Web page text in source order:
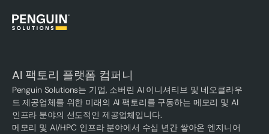
AI 팩토리 플랫폼 컴퍼니
Penguin Solutions는 기업, 소버린 AI 이니셔티브 및 네오클라우
드 제공업체를 위한 미래의 AI 팩토리를 구동하는 메모리 및 AI
인프라 분야의 선도적인 제공업체입니다.
메모리 및 AI/HPC 인프라 분야에서 수십 년간 쌓아온 엔지니어